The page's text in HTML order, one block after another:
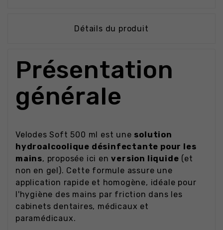
Détails du produit
Présentation
générale
Velodes Soft 500 ml est une solution
hydroalcoolique désinfectante pour les
mains, proposée ici enversion liquide (et
non en gel). Cette formule assure une
application rapide et homogène, idéale pour
l'hygiène des mains par friction dans les
cabinets dentaires, médicaux et
paramédicaux.